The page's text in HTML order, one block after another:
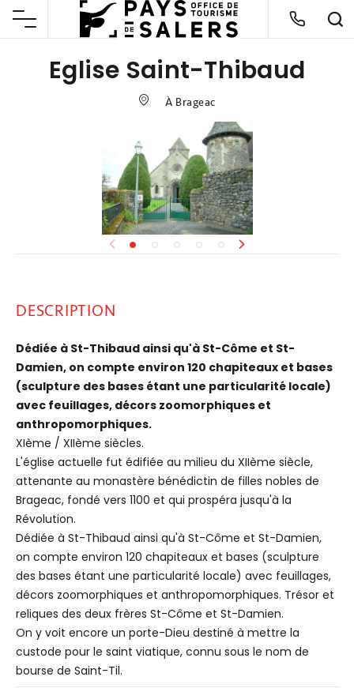
Eglise Saint-Thibaud
À Brageac
DESCRIPTION
Dédiée à St-Thibaud ainsi qu'à St-Côme et St-
Damien, on compte environ 120 chapiteaux et bases
(sculpture des bases étant une particularité locale)
avec feuillages, décors zoomorphiques et
anthropomorphiques.
XIème / XIIème siècles.
L'église actuelle fut édifiée au milieu du XIIème siècle,
attenante au monastère bénédictin de filles nobles de
Brageac, fondé vers 1100 et qui prospéra jusqu'à la
Révolution.
Dédiée à St-Thibaud ainsi qu'à St-Côme et St-Damien,
on compte environ 120 chapiteaux et bases (sculpture
des bases étant une particularité locale) avec feuillages,
décors zoomorphiques et anthropomorphiques. Trésor et
reliques des deux frères St-Côme et St-Damien.
On y voit encore un porte-Dieu destiné à mettre la
custode pour le saint viatique, connu sous le nom de
bourse de Saint-Til.